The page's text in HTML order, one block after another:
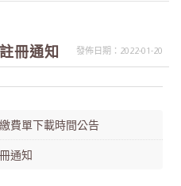
冊通知 發佈日期：2022-01-20
費單下載時間公告
通知